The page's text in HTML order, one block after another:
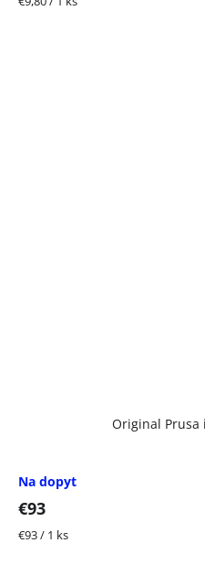
Original Prusa
Na dopyt
€93
Jednotková
€93 / 1 ks